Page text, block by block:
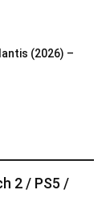
(2026) –
2 / PS5 /